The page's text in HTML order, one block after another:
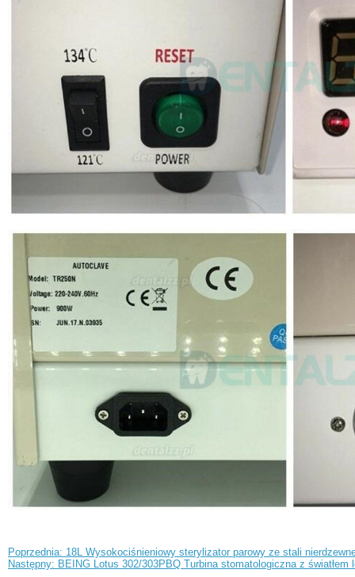
Poprzednia: 18L Wysokociśnieniowy sterylizator parowy ze stali
Następny: BEING Lotus 302/303PBQ Turbina stomatologiczna z